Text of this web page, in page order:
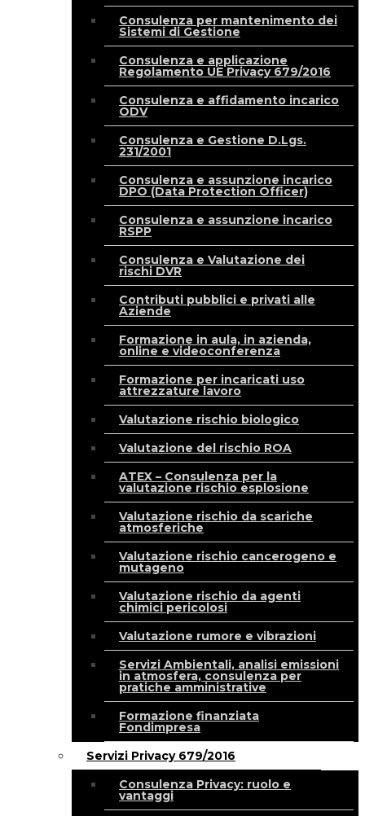
Consulenza per mantenimento dei
Sistemi di Gestione
Consulenza e applicazione
Regolamento UE Privacy 679/2016
Consulenza e affidamento incarico
ODV
Consulenza e Gestione D.Lgs.
231/2001
Consulenza e assunzione incarico
DPO (Data Protection Officer)
Consulenza e assunzione incarico
RSPP
Consulenza e Valutazione dei
rischi DVR
Contributi pubblici e privati alle
Aziende
Formazione in aula, in azienda,
online e videoconferenza
Formazione per incaricati uso
attrezzature lavoro
Valutazione rischio biologico
Valutazione del rischio ROA
ATEX – Consulenza per la
valutazione rischio esplosione
Valutazione rischio da scariche
atmosferiche
Valutazione rischio cancerogeno e
mutageno
Valutazione rischio da agenti
chimici pericolosi
Valutazione rumore e vibrazioni
Servizi Ambientali, analisi emissioni
in atmosfera, consulenza per
pratiche amministrative
Formazione finanziata
Fondimpresa
Servizi Privacy 679/2016
Consulenza Privacy: ruolo e
vantaggi